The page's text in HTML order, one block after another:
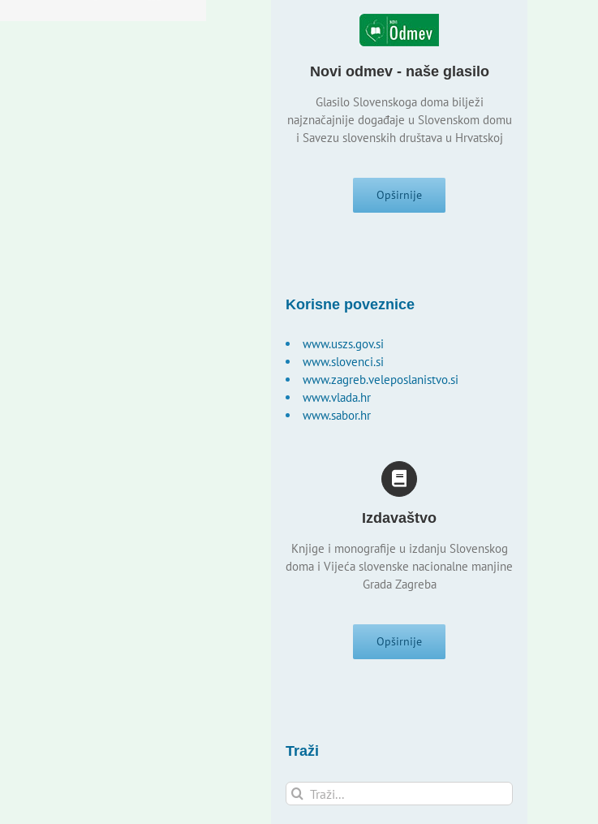
Novi odmev - naše glasilo
Glasilo Slovenskoga doma bilježi
najznačajnije događaje u Slovenskom domu
i Savezu slovenskih društava u Hrvatskoj
Opširnije
Korisne poveznice
www.uszs.gov.si
www.slovenci.si
www.zagreb.veleposlanistvo.si
www.vlada.hr
www.sabor.hr
Izdavaštvo
Knjige i monografije u izdanju Slovenskog
doma i Vijeća slovenske nacionalne manjine
Grada Zagreba
Opširnije
Traži
Traži...